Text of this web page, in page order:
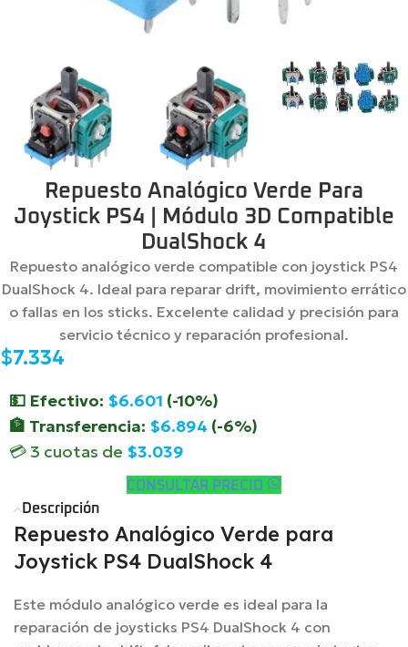
Repuesto Analógico Verde Para
Joystick PS4 | Módulo 3D Compatible
DualShock 4
Repuesto analógico verde compatible con joystick PS4
DualShock 4. Ideal para reparar drift, movimiento errático
o fallas en los sticks. Excelente calidad y precisión para
servicio técnico y reparación profesional.
$7.334
💵 Efectivo: $6.601 (-10%)
🏦 Transferencia: $6.894 (-6%)
💳 3 cuotas de $3.039
CONSULTAR PRECIO
Descripción
Repuesto Analógico Verde para
Joystick PS4 DualShock 4
Este módulo analógico verde es ideal para la
reparación de joysticks PS4 DualShock 4 con